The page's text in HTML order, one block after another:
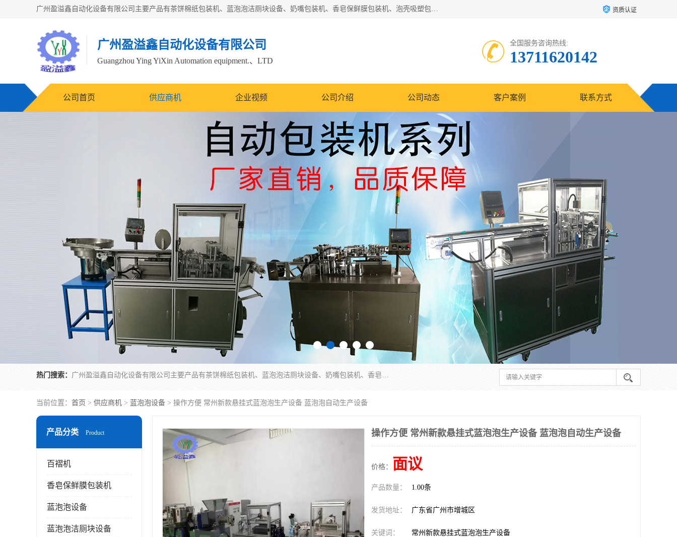
广州盈溢鑫自动化设备有限公司主要产品有茶饼棉纸包装机、蓝泡泡洁厕块设备、奶嘴包装机、香皂保鲜膜包装机、泡壳吸塑包装机、手工皂包装机、百褶机等产品，并根据客户要求生产非标自动化机械及生产线。欢迎广大客户来电咨询！ 资质认证
广州盈溢鑫自动化设备有限公司
Guangzhou Ying YiXin Automation equipment.、LTD
全国服务咨询热线:
13711620142
公司首页 供应商机 企业视频 公司介绍 公司动态 客户案例 联系方式
热门搜索： 广州盈溢鑫自动化设备有限公司主要产品有茶饼棉纸包装机、蓝泡泡洁厕块设备、奶嘴包装机、香皂保鲜膜包装机、泡壳吸塑包装机、手工皂包装机、百褶机等产品，并根据客户要求生产非标自动化机械及生产线。欢迎广大客户来电咨询！
当前位置： 首页 > 供应商机 > 蓝泡泡设备 > 操作方便 常州新款悬挂式蓝泡泡生产设备 蓝泡泡自动生产设备
产品分类 Product
百褶机
香皂保鲜膜包装机
蓝泡泡设备
蓝泡泡洁厕块设备
操作方便 常州新款悬挂式蓝泡泡生产设备 蓝泡泡自动生产设备
价格： 面议
产品数量： 1.00条
发货地址： 广东省广州市增城区
关键词： 常州新款悬挂式蓝泡泡生产设备